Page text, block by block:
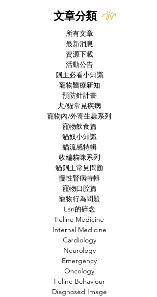
文章分類
所有文章
最新消息
資源下載
活動公告
飼主必看小知識
寵物醫療新知
預防針計畫
犬/貓常見疾病
寵物內/外寄生蟲系列
寵物飲食篇
貓奴小知識
貓流感特輯
收編貓咪系列
貓飼主常見問題
慢性腎病特輯
寵物口腔篇
寵物行為問題
Lan的碎念
Feline Medicine
Internal Medicine
Cardiology
Neurology
Emergency
Oncology
Feline Behaviour
Diagnosed Image